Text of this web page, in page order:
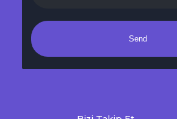
Send